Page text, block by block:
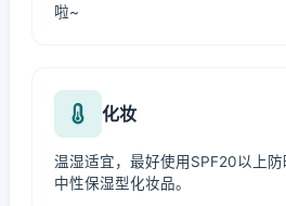
啦~
化妆
温湿适宜，最好使用SPF20以上
中性保湿型化妆品。